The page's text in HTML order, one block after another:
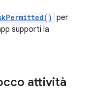
per
supporti la
attività